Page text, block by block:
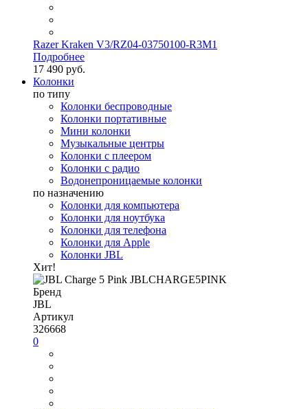
Razer Kraken V3/RZ04-03750100-R3M1
Подробнее
17 490 руб.
Колонки
по типу
Колонки беспроводные
Колонки портативные
Мини колонки
Музыкальные центры
Колонки с плеером
Колонки с радио
Водонепроницаемые колонки
по назначению
Колонки для компьютера
Колонки для ноутбука
Колонки для телефона
Колонки для Apple
Колонки JBL
Хит!
Бренд
JBL
Артикул
326668
0